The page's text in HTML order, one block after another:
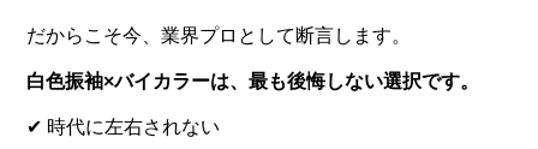
だからこそ今、業界プロとして断言します。
白色振袖×バイカラーは、最も後悔しない選択です。
✔ 時代に左右されない